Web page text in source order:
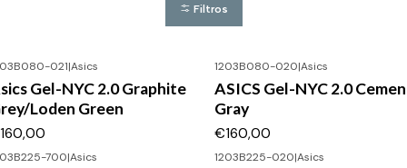
Filtros
021|Asics
Gel-NYC 2.0 Graphite
Loden Green
1203B080-020|Asics
ASICS Gel-NYC 2.0
Gray
€160,00
700|Asics 1203B225-020|Asics